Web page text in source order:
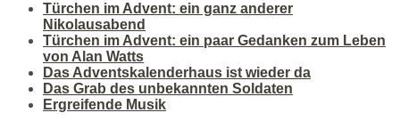
Türchen im Advent: ein ganz anderer
Nikolausabend
Türchen im Advent: ein paar Gedanken zum Leben
von Alan Watts
Das Adventskalenderhaus ist wieder da
Das Grab des unbekannten Soldaten
Ergreifende Musik